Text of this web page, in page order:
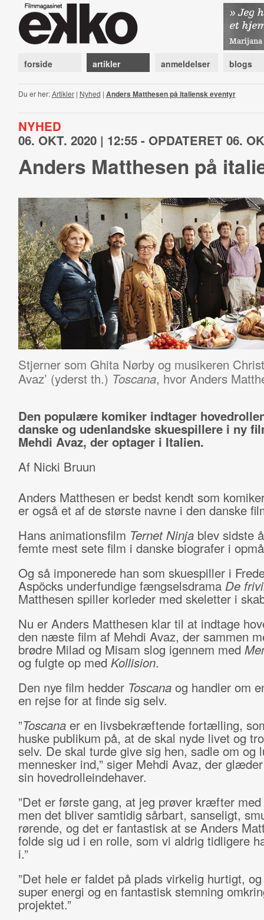
forside artikler anmeldelser blogs
Du er her:Artikler| Nyhed | Anders Matthesen på italiensk eventyr
NYHED
06. OKT. 2020 | 12:55 - OPDATERET 06.
Anders Matthesen på
Stjerner som Ghita Nørby og musikeren
Avaz’ (yderst th.) Toscana, hvor Anders
Den populære komiker indtager
danske og udenlandske skuespillere i ny
Mehdi Avaz, der optager i Italien.
Af Nicki Bruun
Anders Matthesen er bedst kendt som
er også et af de største navne i den danske
Hans animationsfilm Ternet Ninjablev sidste
femte mest sete film i danske biografer i
Og så imponerede han som skuespiller i
Aspöcks underfundige fængselsdrama De
Matthesen spiller korleder med skeletter i
Nu er Anders Matthesen klar til at indtage
den næste film af Mehdi Avaz, der sammen
brødre Milad og Misam slog igennem med
og fulgte op med Kollision.
Den nye film hedder Toscanaog handler om
en rejse for at finde sig selv.
”Toscanaer en livsbekræftende fortælling,
huske publikum på, at de skal nyde livet og
selv. De skal turde give sig hen, sadle om og
mennesker ind,” siger Mehdi Avaz, der
sin hovedrolleindehaver.
”Det er første gang, at jeg prøver kræfter
men det bliver samtidig sårbart, sanseligt,
rørende, og det er fantastisk at se Anders
folde sig ud i en rolle, som vi aldrig tidligere
i.”
”Det hele er faldet på plads virkelig hurtigt,
super energi og en fantastisk stemning
projektet.”